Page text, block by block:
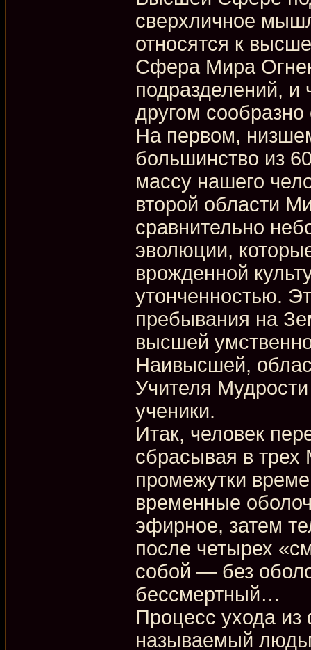
сверхличное
относятся к
Сфера Мира
подразделений, и
другом
На первом,
большинство из
массу нашего
второй области
сравнительно
эволюции,
врожденной
утонченностью.
пребывания на
высшей
Наивысшей,
Учителя
ученики.
Итак, человек
сбрасывая в
промежутки
временные
эфирное, затем
после четырех
собой — без
бессмертный…
Процесс ухода из
называемый